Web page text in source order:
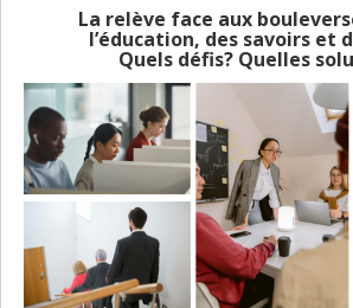
La relève face aux
l’éducation, des savoirs et
Quels défis? Quelles